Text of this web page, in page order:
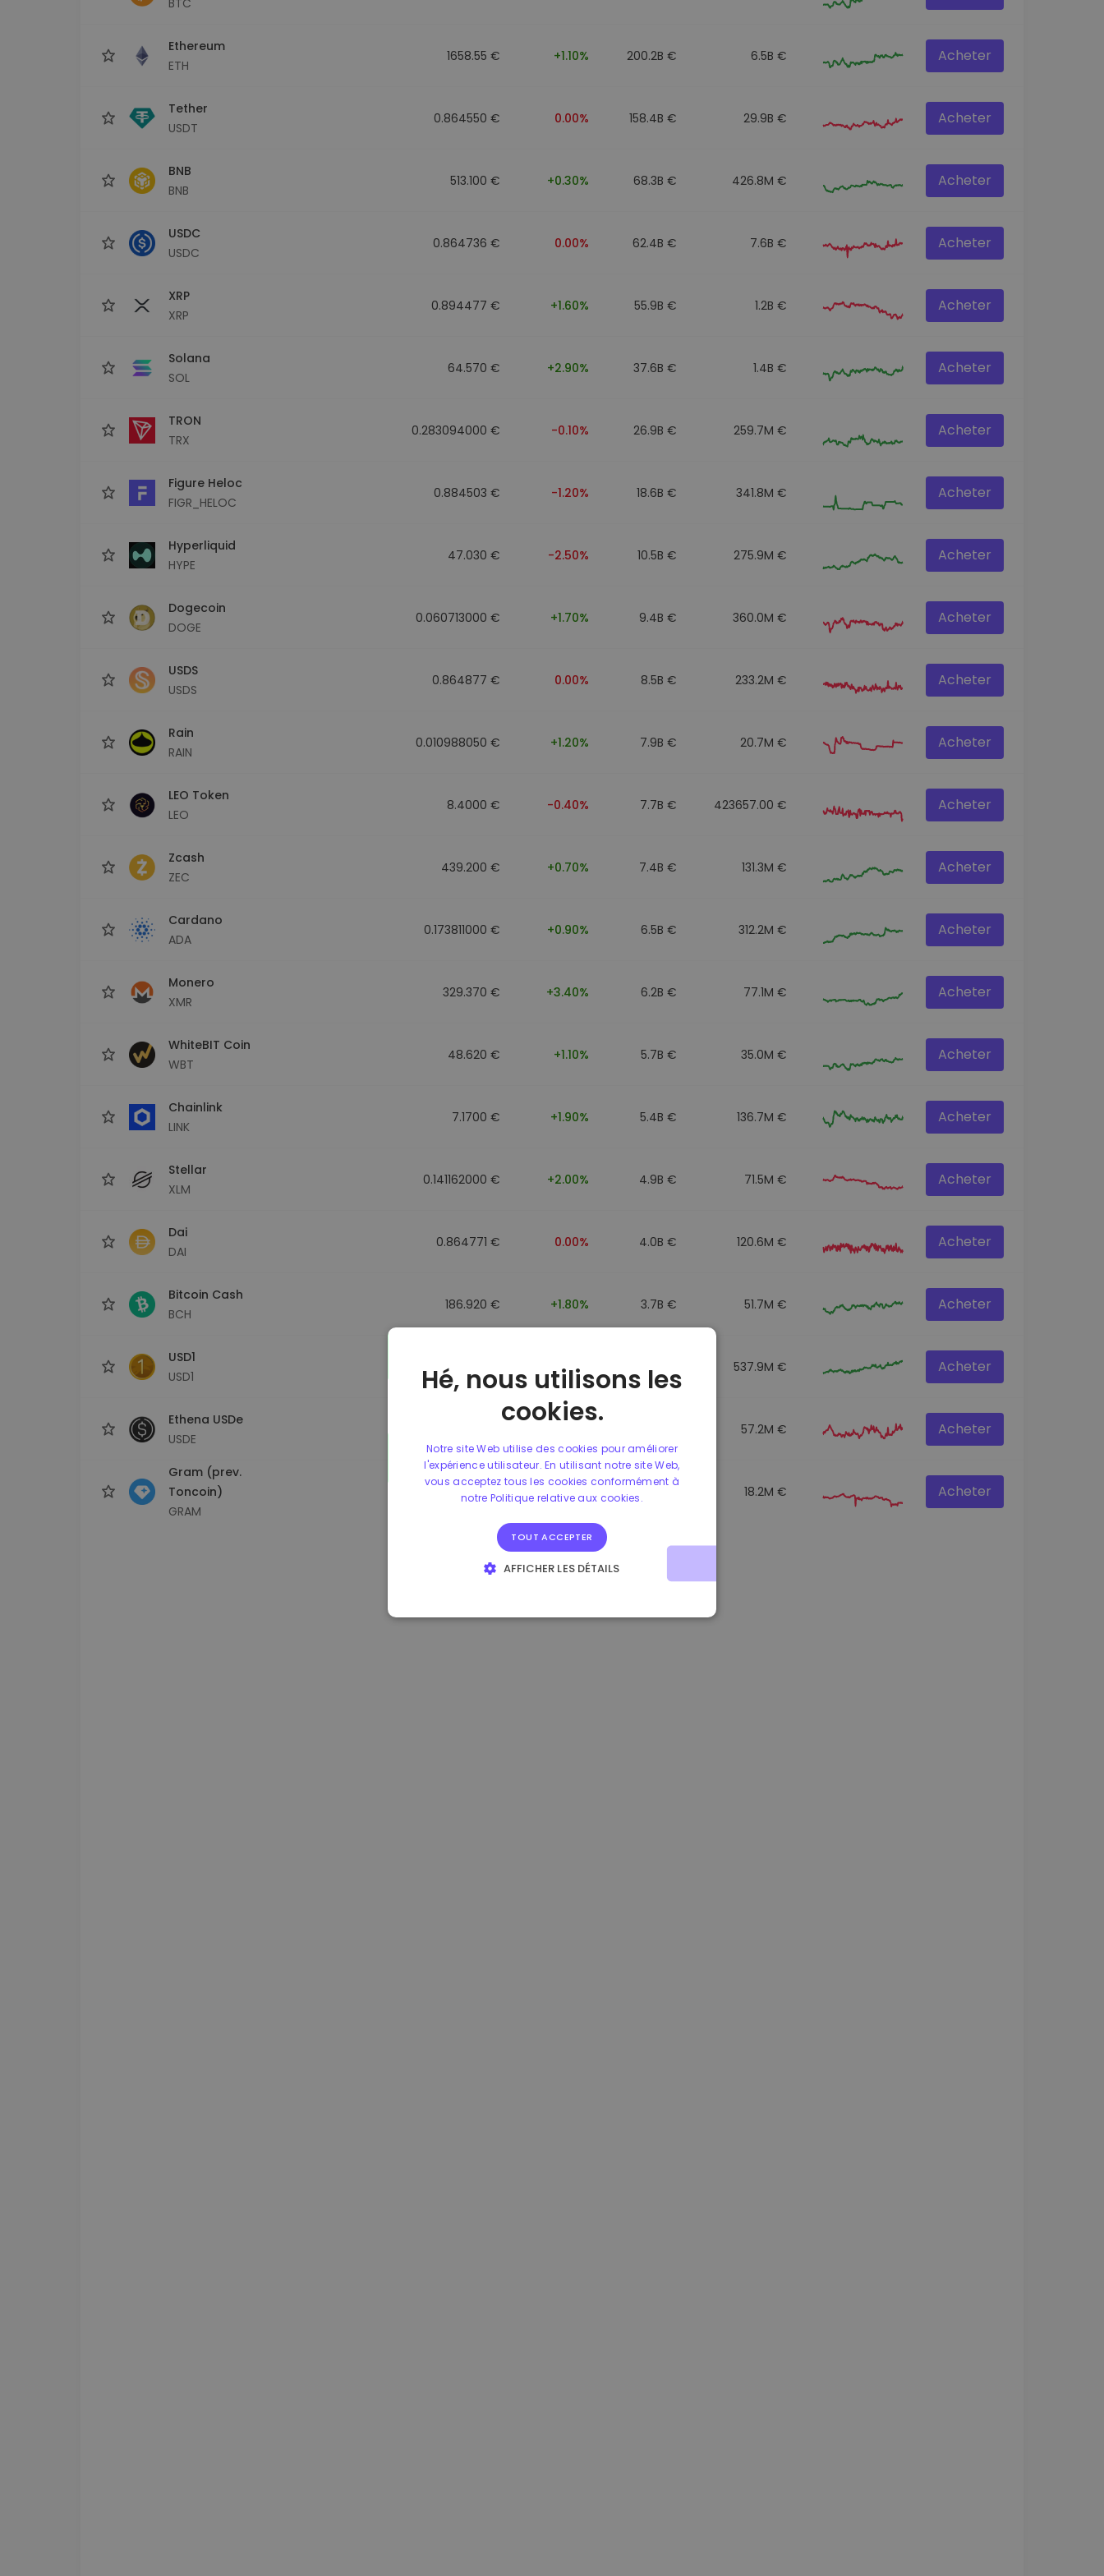
Ethereum
ETH
1658.55 € +1.10% 200.2B € 6.5B € Acheter
Tether
USDT
0.864550 € 0.00% 158.4B € 29.9B € Acheter
BNB
BNB
513.100 € +0.30% 68.3B € 426.8M € Acheter
USDC
USDC
0.864736 € 0.00% 62.4B € 7.6B € Acheter
XRP
XRP
0.894477 € +1.60% 55.9B € 1.2B € Acheter
Solana
SOL
64.570 € +2.90% 37.6B € 1.4B € Acheter
TRON
TRX
0.283094000 € -0.10% 26.9B € 259.7M € Acheter
Figure Heloc
FIGR_HELOC
0.884503 € -1.20% 18.6B € 341.8M € Acheter
Hyperliquid
HYPE
47.030 € -2.50% 10.5B € 275.9M € Acheter
Dogecoin
DOGE
0.060713000 € +1.70% 9.4B € 360.0M € Acheter
USDS
USDS
0.864877 € 0.00% 8.5B € 233.2M € Acheter
Rain
RAIN
0.010988050 € +1.20% 7.9B € 20.7M € Acheter
LEO Token
LEO
8.4000 € -0.40% 7.7B € 423657.00 € Acheter
Zcash
ZEC
439.200 € +0.70% 7.4B € 131.3M € Acheter
Cardano
ADA
0.173811000 € +0.90% 6.5B € 312.2M € Acheter
Monero
XMR
329.370 € +3.40% 6.2B € 77.1M € Acheter
WhiteBIT Coin
WBT
48.620 € +1.10% 5.7B € 35.0M € Acheter
Chainlink
LINK
7.1700 € +1.90% 5.4B € 136.7M € Acheter
Stellar
XLM
0.141162000 € +2.00% 4.9B € 71.5M € Acheter
Dai
DAI
0.864771 € 0.00% 4.0B € 120.6M € Acheter
Bitcoin Cash
BCH
186.920 € +1.80% 3.7B € 51.7M € Acheter
USD1
USD1
0.864917 € 0.00% 3.5B € 537.9M € Acheter
Ethena USDe
USDE
57.2M € Acheter
Gram (prev.
Toncoin)
GRAM
1.170000 € +2.60% 18.2M € Acheter
Hé, nous utilisons les
cookies.
Notre site Web utilise des cookies pour améliorer
l'expérience utilisateur. En utilisant notre site Web,
vous acceptez tous les cookies conformément à
notre Politique relative aux cookies.
TOUT ACCEPTER
AFFICHER LES DÉTAILS